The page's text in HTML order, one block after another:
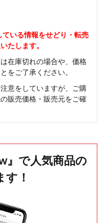
いる情報をせどり・転売
たします。
在庫切れの場合や、価格
をご了承ください。
意をしていますが、ご購
販売価格・販売元をご確
』で人気商品の
！